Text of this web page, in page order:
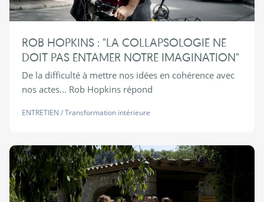
ROB HOPKINS : "LA COLLAPSOLOGIE NE
DOIT PAS ENTAMER NOTRE IMAGINATION"
De la difficulté à mettre nos idées en cohérence avec
nos actes... Rob Hopkins répond
ENTRETIEN /Transformation intérieure